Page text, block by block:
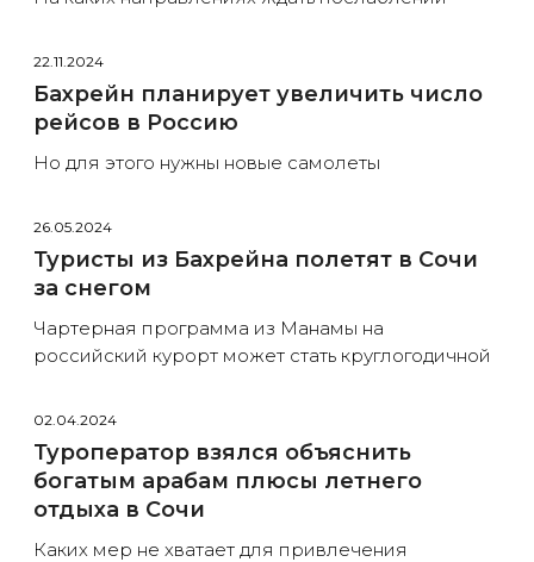
22.11.2024
Бахрейн планирует увеличить число
рейсов в Россию
Но для этого нужны новые самолеты
26.05.2024
Туристы из Бахрейна полетят в Сочи
за снегом
Чартерная программа из Манамы на
российский курорт может стать круглогодичной
02.04.2024
Туроператор взялся объяснить
богатым арабам плюсы летнего
отдыха в Сочи
Каких мер не хватает для привлечения